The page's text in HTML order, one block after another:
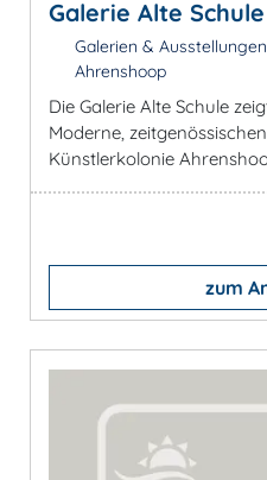
Galerie Alte
Galerien & Ausstellungen
Ahrenshoop
Die Galerie Alte Schule
Moderne,
Künstlerkolonie
zum